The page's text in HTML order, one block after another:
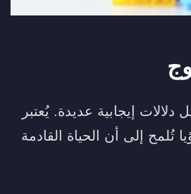
إيجابية عديدة. يُعتبر
تُلمح إلى أن الحياة القادمة